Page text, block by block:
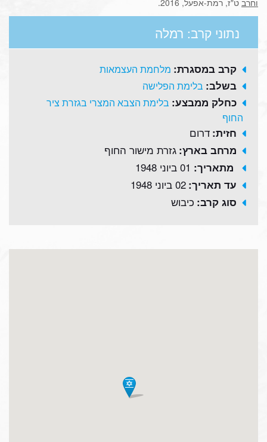
וחרב ט"ז, רמת-אפעל, 2016.
נתוני קרב: רמלה
קרב במסגרת: מלחמת העצמאות
בשלב: בלימת הפלישה
כחלק ממבצע: בלימת הצבא המצרי בגזרת ציר
החוף
חזית: דרום
מרחב בארץ: גזרת מישור החוף
מתאריך: 01 ביוני 1948
עד תאריך: 02 ביוני 1948
סוג קרב: כיבוש